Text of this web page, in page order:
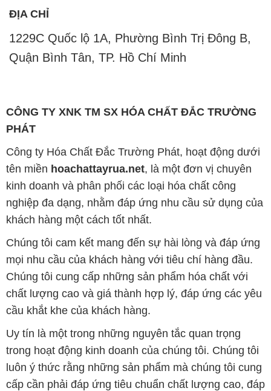
ĐỊA CHỈ
1229C Quốc lộ 1A, Phường Bình Trị Đông B,
Quận Bình Tân, TP. Hồ Chí Minh
CÔNG TY XNK TM SX HÓA CHẤT ĐẮC TRƯỜNG
PHÁT
Công ty Hóa Chất Đắc Trường Phát, hoạt động dưới
tên miền hoachattayrua.net, là một đơn vị chuyên
kinh doanh và phân phối các loại hóa chất công
nghiệp đa dạng, nhằm đáp ứng nhu cầu sử dụng của
khách hàng một cách tốt nhất.
Chúng tôi cam kết mang đến sự hài lòng và đáp ứng
mọi nhu cầu của khách hàng với tiêu chí hàng đầu.
Chúng tôi cung cấp những sản phẩm hóa chất với
chất lượng cao và giá thành hợp lý, đáp ứng các yêu
cầu khắt khe của khách hàng.
Uy tín là một trong những nguyên tắc quan trọng
trong hoạt động kinh doanh của chúng tôi. Chúng tôi
luôn ý thức rằng những sản phẩm mà chúng tôi cung
cấp cần phải đáp ứng tiêu chuẩn chất lượng cao, đáp